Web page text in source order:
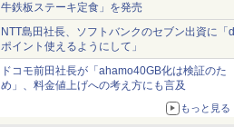
牛鉄板ステーキ定食」を発売
NTT島田社長、ソフトバンクのセブン出資に「d
ポイント使えるようにして」
ドコモ前田社長が「ahamo40GB化は検証のた
め」、料金値上げへの考え方にも言及
もっと見る